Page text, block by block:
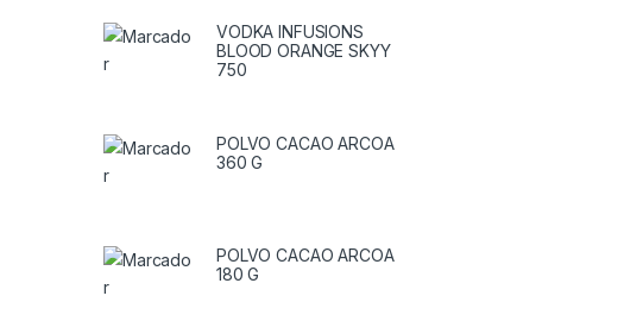
VODKA INFUSIONS
BLOOD ORANGE SKYY
750
POLVO CACAO ARCOA
360 G
POLVO CACAO ARCOA
180 G